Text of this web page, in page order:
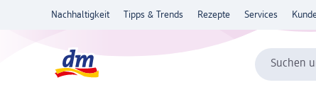
Nachhaltigkeit Tipps & Trends Rezepte Services
Suchen